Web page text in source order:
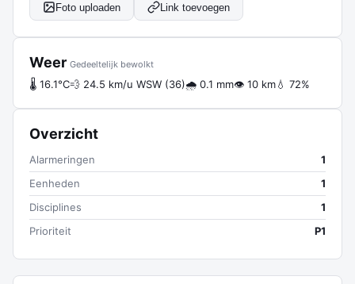
Foto uploaden Link toevoegen
Weer Gedeeltelijk bewolkt
🌡 16.1°C💨 24.5 km/u WSW (36)🌧 0.1 mm👁 10 km💧 72%
Overzicht
Alarmeringen
1
Eenheden
1
Disciplines
1
Prioriteit
P1